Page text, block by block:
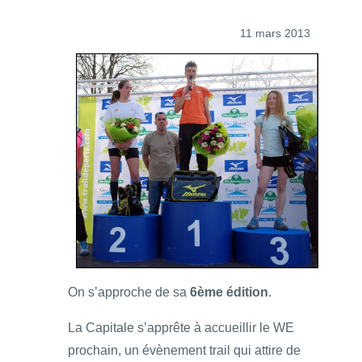
11 mars 2013
On s’approche de sa 6ème édition.
La Capitale s’apprête à accueillir le WE
prochain, un évènement trail qui attire de